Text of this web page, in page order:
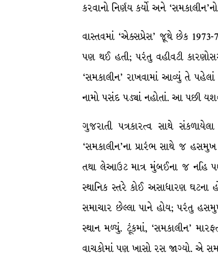
કરવાનો નિર્ણય કર્યો અને
વાસ્તવમાં ‘એક્સપ્રેસ’ જૂથે છેક 1973-
પણ થઈ હતી; પરંતુ વહીવટી
‘સમકાલીન’ રાખવામાં આવ્યું તે
નામો પસંદ પડ્યાં નહોતાં. આ પછી
ગુજરાતી પત્રકારત્વ સાથે
‘સમકાલીન’ના પ્રારંભ સાથે જ
તથા લેઆઉટ માત્ર મુંબઈના જ નહિ
સ્થાનિક સ્તરે કોઈ અસાધારણ ઘટના
સમાચાર છેલ્લા પાને હોય; પરંતુ
સ્થાન મળ્યું. ટૂંકમાં, ‘સમકાલીન’
વાચકોમાં પણ ખાસો રસ જાગ્યો. એ